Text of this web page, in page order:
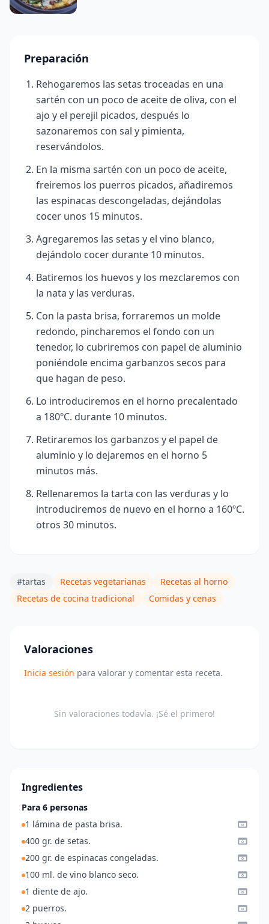
Preparación
Rehogaremos las setas troceadas en una
sartén con un poco de aceite de oliva, con el
ajo y el perejil picados, después lo
sazonaremos con sal y pimienta,
reservándolos.
En la misma sartén con un poco de aceite,
freiremos los puerros picados, añadiremos
las espinacas descongeladas, dejándolas
cocer unos 15 minutos.
Agregaremos las setas y el vino blanco,
dejándolo cocer durante 10 minutos.
Batiremos los huevos y los mezclaremos con
la nata y las verduras.
Con la pasta brisa, forraremos un molde
redondo, pincharemos el fondo con un
tenedor, lo cubriremos con papel de aluminio
poniéndole encima garbanzos secos para
que hagan de peso.
Lo introduciremos en el horno precalentado
a 180ºC. durante 10 minutos.
Retiraremos los garbanzos y el papel de
aluminio y lo dejaremos en el horno 5
minutos más.
Rellenaremos la tarta con las verduras y lo
introduciremos de nuevo en el horno a 160ºC.
otros 30 minutos.
#tartas Recetas vegetarianas
Recetas al horno
Recetas de cocina tradicional
Comidas y cenas
Valoraciones
Inicia sesión para valorar y comentar esta receta.
Sin valoraciones todavía. ¡Sé el primero!
Ingredientes
Para 6 personas
1 lámina de pasta brisa.
400 gr. de setas.
200 gr. de espinacas congeladas.
100 ml. de vino blanco seco.
1 diente de ajo.
2 puerros.